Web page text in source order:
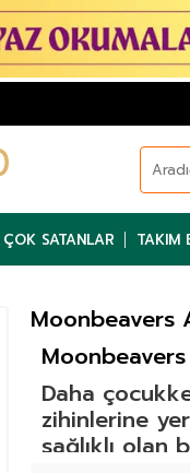
ÇOK SATANLAR TAKIM
Moonbeavers
Daha
zihinlerine
sağlıklı